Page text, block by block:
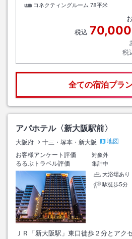
コネクティングルーム 78平米
税込 70,000
税
全ての宿泊プラ
アパホテル〈新大阪駅前〉
大阪府 十三・塚本・新大阪
地図
お客様アンケート評価
対象外
るるぶトラベル評価
集計中
大浴場あり
駅徒歩5分
ＪＲ「新大阪駅」東口徒歩２分とアク